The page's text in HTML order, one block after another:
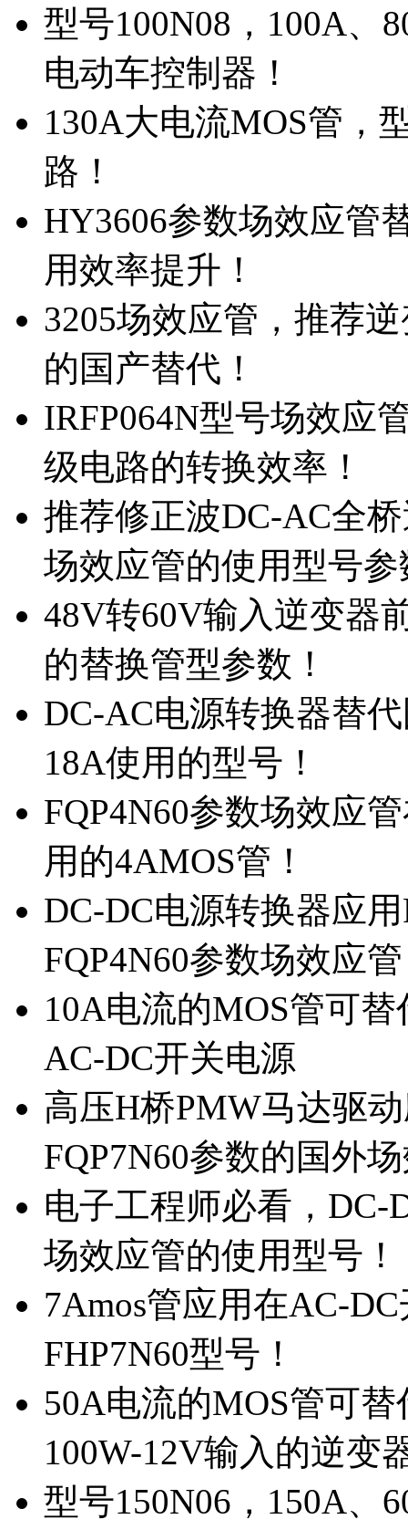
型号100N08，100A、
电动车控制器！
130A大电流MOS管，
路！
HY3606参数场效应管
用效率提升！
3205场效应管，推荐
的国产替代！
IRFP064N型号场效应
级电路的转换效率！
推荐修正波DC-AC全
场效应管的使用型号参
48V转60V输入逆变器
的替换管型参数！
DC-AC电源转换器替
18A使用的型号！
FQP4N60参数场效应
用的4AMOS管！
DC-DC电源转换器应
FQP4N60参数场效应
10A电流的MOS管可
AC-DC开关电源
高压H桥PMW马达驱
FQP7N60参数的国外
电子工程师必看，DC-
场效应管的使用型号！
7Amos管应用在AC-
FHP7N60型号！
50A电流的MOS管可
100W-12V输入的逆变
型号150N06，150A、